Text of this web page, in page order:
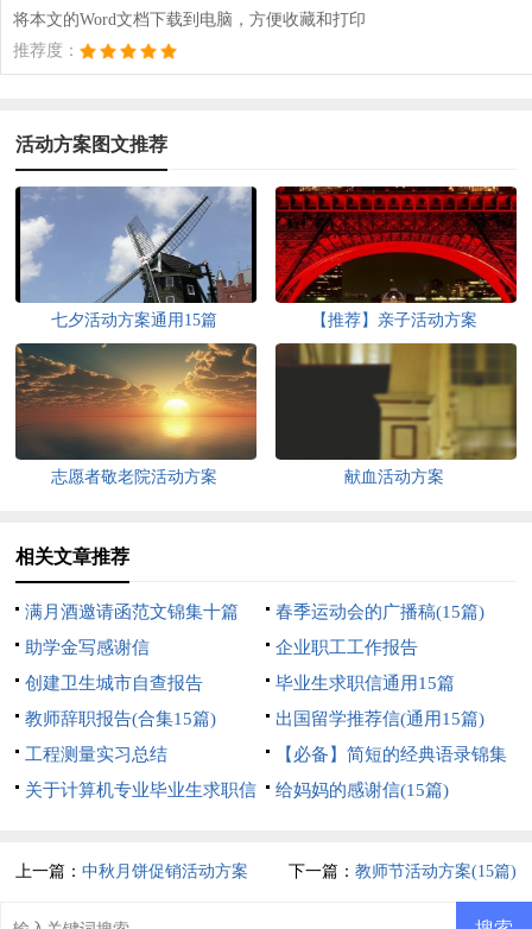
将本文的Word文档下载到电脑，方便收藏和打印
推荐度：
活动方案图文推荐
七夕活动方案通用15篇 【推荐】亲子活动方案
志愿者敬老院活动方案 献血活动方案
相关文章推荐
满月酒邀请函范文锦集十篇
春季运动会的广播稿(15篇)
助学金写感谢信
企业职工工作报告
创建卫生城市自查报告
毕业生求职信通用15篇
教师辞职报告(合集15篇)
出国留学推荐信(通用15篇)
工程测量实习总结
【必备】简短的经典语录锦集
36句
关于计算机专业毕业生求职信
给妈妈的感谢信(15篇)
上一篇：中秋月饼促销活动方案 下一篇： 教师节活动方案(15篇)